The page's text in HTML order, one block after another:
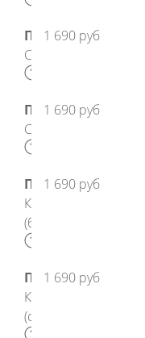
Подголовник
Салатовый
1 690 руб
Подголовник
Синий
1 690 руб
Подголовник
Комфорт
(белый)
1 690 руб
Подголовник
Комфорт
(салатовый)
1 690 руб